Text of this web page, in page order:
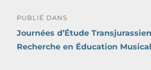
de
l’article
PUBLIÉ DANS
Journées d’Étude
Recherche en Éducation